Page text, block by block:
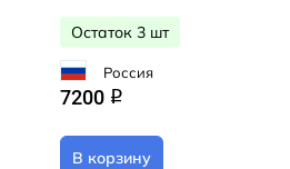
Остаток 3 шт
Россия
7200 q
В корзину